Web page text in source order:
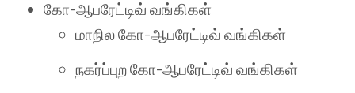
கோ-ஆபரேட்டிவ் வங்கிகள்
மாநில கோ-ஆபரேட்டிவ் வங்கிகள்
நகர்ப்புற கோ-ஆபரேட்டிவ் வங்கிகள்